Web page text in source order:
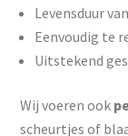
Levensduur van
Eenvoudig te
Uitstekend
Wij voeren ook
scheurtjes of